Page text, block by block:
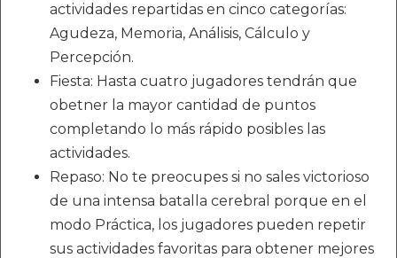
actividades repartidas en cinco categorías:
Agudeza, Memoria, Análisis, Cálculo y
Percepción.
Fiesta: Hasta cuatro jugadores tendrán que
obetner la mayor cantidad de puntos
completando lo más rápido posibles las
actividades.
Repaso: No te preocupes si no sales victorioso
de una intensa batalla cerebral porque en el
modo Práctica, los jugadores pueden repetir
sus actividades favoritas para obtener mejores